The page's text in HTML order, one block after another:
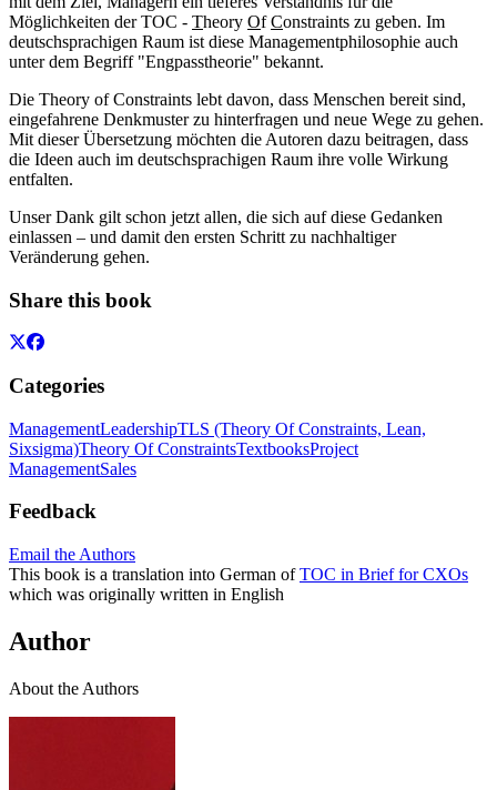
Möglichkeiten der TOC - Theory OfConstraints zu geben. Im
deutschsprachigen Raum ist diese Managementphilosophie auch
unter dem Begriff "Engpasstheorie" bekannt.
Die Theory of Constraints lebt davon, dass Menschen bereit sind,
eingefahrene Denkmuster zu hinterfragen und neue Wege zu gehen.
Mit dieser Übersetzung möchten die Autoren dazu beitragen, dass
die Ideen auch im deutschsprachigen Raum ihre volle Wirkung
entfalten.
Unser Dank gilt schon jetzt allen, die sich auf diese Gedanken
einlassen – und damit den ersten Schritt zu nachhaltiger
Veränderung gehen.
Share this book
Categories
ManagementLeadershipTLS (Theory Of Constraints, Lean,
Sixsigma)Theory Of ConstraintsTextbooksProject
ManagementSales
Feedback
Email the Authors
This book is a translation into German ofTOC in Brief for CXOs
which was originally written in English
Author
About the Authors